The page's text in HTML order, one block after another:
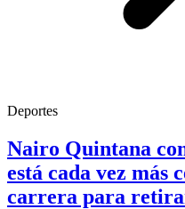
Deportes
Nairo Quintana
está cada vez más
carrera para